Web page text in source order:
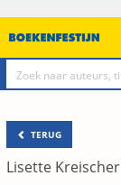
TERUG
Lisette Kreischer